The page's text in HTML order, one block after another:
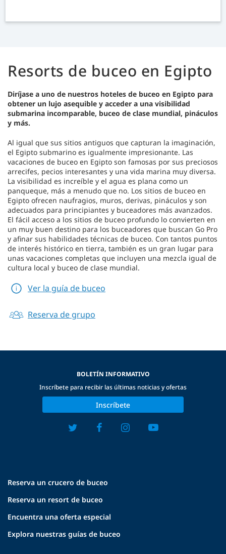
Resorts de buceo en Egipto
Diríjase a uno de nuestros hoteles de buceo en Egipto para
obtener un lujo asequible y acceder a una visibilidad
submarina incomparable, buceo de clase mundial, pináculos
y más.
Al igual que sus sitios antiguos que capturan la imaginación,
el Egipto submarino es igualmente impresionante. Las
vacaciones de buceo en Egipto son famosas por sus preciosos
arrecifes, pecios interesantes y una vida marina muy diversa.
La visibilidad es increíble y el agua es plana como un
panqueque, más a menudo que no. Los sitios de buceo en
Egipto ofrecen naufragios, muros, derivas, pináculos y son
adecuados para principiantes y buceadores más avanzados.
El fácil acceso a los sitios de buceo profundo lo convierten en
un muy buen destino para los buceadores que buscan Go Pro
y afinar sus habilidades técnicas de buceo. Con tantos puntos
de interés histórico en tierra, también es un gran lugar para
unas vacaciones completas que incluyen una mezcla igual de
cultura local y buceo de clase mundial.
Ver la guía de buceo
Reserva de grupo
Reserva un crucero de buceo
Reserva un resort de buceo
Encuentra una oferta especial
Explora nuestras guías de buceo
BOLETÍN INFORMATIVO
Inscríbete para recibir las últimas noticias y ofertas
Inscríbete